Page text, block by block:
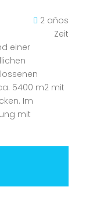
2 años
Zeit
einer
5400 m2 mit
Im
mit